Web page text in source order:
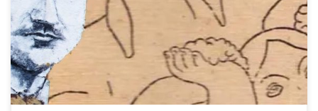
Este 17 de maio animámoste a achegarte á figura de este poeta